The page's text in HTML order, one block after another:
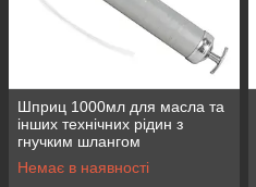
Шприц 1000мл для масла та
інших технічних рідин з
гнучким шлангом
ROCKFORCE RF-0709
Немає в наявності